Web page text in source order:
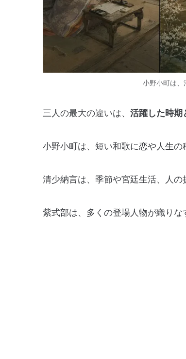
小野小町は、
三人の最大の違いは、 活躍した時期
小野小町は、短い和歌に恋や人生の
清少納言は、季節や宮廷生活、人の
紫式部は、多くの登場人物が織りな